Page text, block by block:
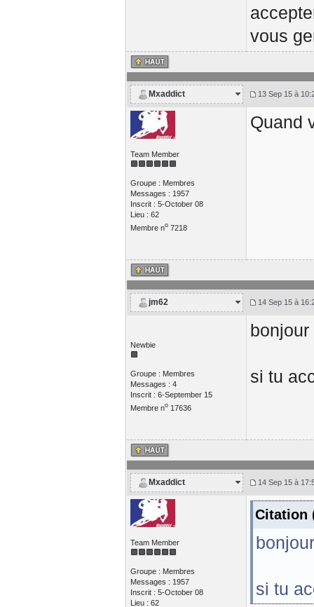
vous
Mxaddict 13 Sep 15 à
Team Member
Groupe : Membres
Messages : 1957
Inscrit : 5-October 08
Lieu : 62
Membre no7218
Quand
jm62 14 Sep 15 à
Newbie
Groupe : Membres
Messages : 4
Inscrit : 6-September 15
Membre no17636
si tu
Mxaddict 14 Sep 15 à
Team Member
Groupe : Membres
Messages : 1957
Inscrit : 5-October 08
Lieu : 62
Citation
si tu